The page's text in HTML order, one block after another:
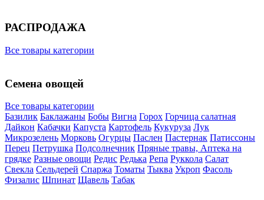
РАСПРОДАЖА
Все товары категории
Семена овощей
Все товары категории
Базилик Баклажаны Бобы Вигна Горох Горчица салатная
Дайкон Кабачки Капуста Картофель Кукуруза Лук
Микрозелень Морковь Огурцы Паслен Пастернак Патиссоны
Перец Петрушка Подсолнечник Пряные травы, Аптека на
грядке Разные овощи Редис Редька Репа Руккола Салат
Свекла Сельдерей Спаржа Томаты Тыква Укроп Фасоль
Физалис Шпинат Щавель Табак